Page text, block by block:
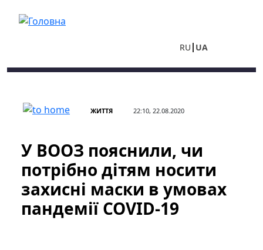
RU UA
ЖИТТЯ 22:10, 22.08.2020
У ВООЗ пояснили, чи
потрібно дітям носити
захисні маски в умовах
пандемії COVID-19